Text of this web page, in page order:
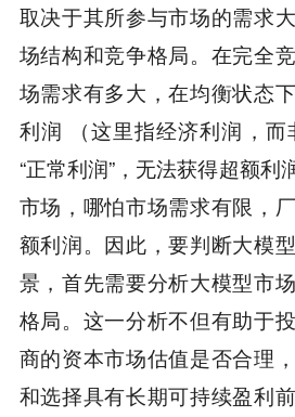
取决于其所参与市场的需求
场结构和竞争格局。在完全
场需求有多大，在均衡状态
利润 （这里指经济利润，
“正常利润”，无法获得超额利
市场，哪怕市场需求有限，
额利润。因此，要判断大模
景，首先需要分析大模型市
格局。这一分析不但有助于
商的资本市场估值是否合理
和选择具有长期可持续盈利